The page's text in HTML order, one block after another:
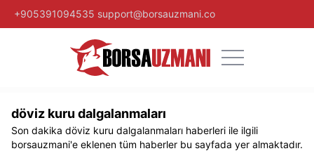
+905391094535 support@borsauzmani.co
döviz kuru dalgalanmaları
Son dakika döviz kuru dalgalanmaları haberleri ile ilgili
borsauzmani'e eklenen tüm haberler bu sayfada yer almaktadır.